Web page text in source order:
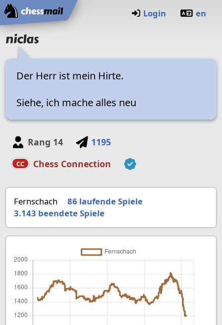
Startseite
Login en
niclas
Der Herr ist mein Hirte.
Siehe, ich mache alles neu
Rang 14 1195
CC Chess Connection
Fernschach
86 laufende Spiele
3.143 beendete Spiele